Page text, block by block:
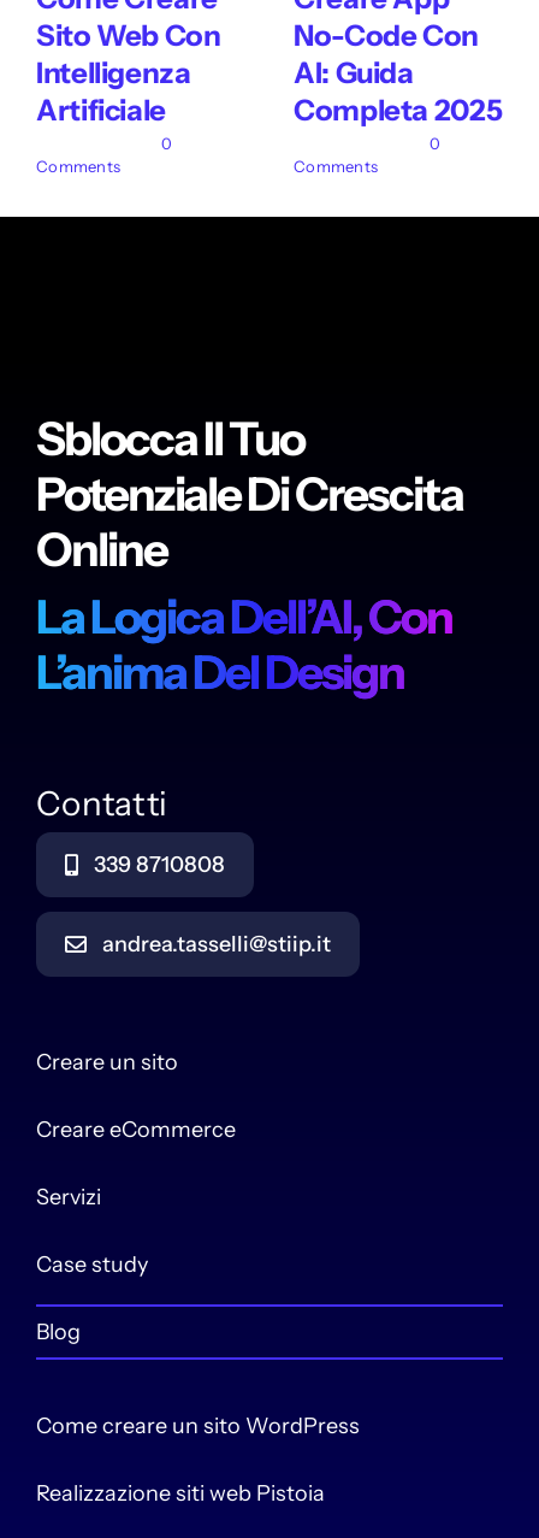
Sito Web Con
Intelligenza
Artificiale
0
Comments
No-Code Con
AI: Guida
Completa 2025
0
Comments
Sblocca Il Tuo
Potenziale Di Crescita
Online
La Logica Dell’AI, Con
L’anima Del Design
Contatti
339 8710808
andrea.tasselli@stiip.it
Creare un sito
Creare eCommerce
Servizi
Case study
Blog
Come creare un sito WordPress
Realizzazione siti web Pistoia